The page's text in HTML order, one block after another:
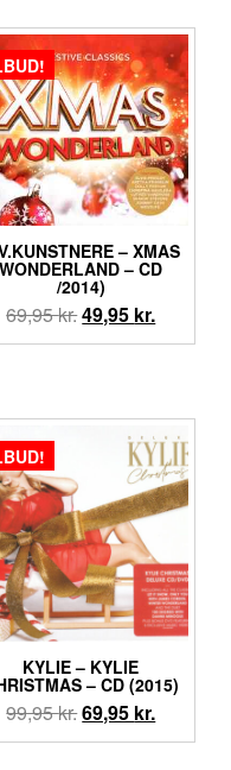
var:
69,95 kr..
er:
49,95 kr..
– XMAS
WONDERLAND – CD
/2014)
69,95kr.Den
oprindelige
69,95 kr..
49,95 kr.Den
aktuelle
49,95 kr..
KYLIE – KYLIE
– CD (2015)
99,95kr.Den
oprindelige
69,95 kr.Den
aktuelle